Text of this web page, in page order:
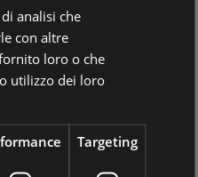
analisi che
con altre
loro o che
utilizzo dei loro
Targeting